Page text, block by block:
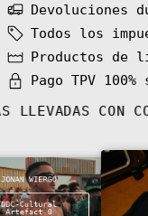
Devoluciones
Todos los
Productos de
Pago TPV
LLEVADAS CON
JONAN WIERGO
DDC-Cultural
Artefact 0
Belgium
Belize
Benin
Bermuda
Bhutan
Bosnia &
Herzegovina
(BAM КМ)
Botswana